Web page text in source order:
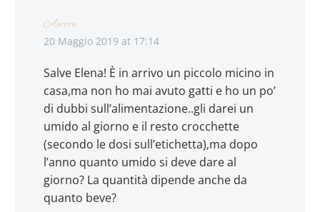
Aurora
20 Maggio 2019 at 17:14
Salve Elena! È in arrivo un piccolo micino in
casa,ma non ho mai avuto gatti e ho un po’
di dubbi sull’alimentazione..gli darei un
umido al giorno e il resto crocchette
(secondo le dosi sull’etichetta),ma dopo
l’anno quanto umido si deve dare al
giorno? La quantità dipende anche da
quanto beve?